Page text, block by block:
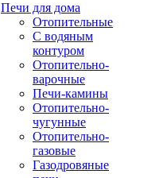
Печи для дома
Отопительные
C водяным
контуром
Отопительно-
варочные
Печи-камины
Отопительно-
чугунные
Отопительно-
газовые
Газодровяные